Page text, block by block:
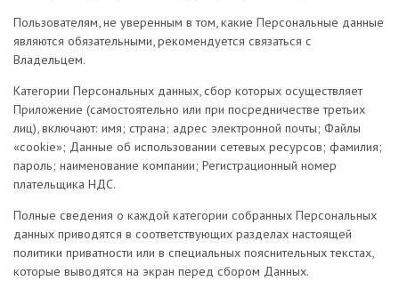
Пользователям, не уверенным в том, какие Персональные данные
являются обязательными, рекомендуется связаться с
Владельцем.
Категории Персональных данных, сбор которых осуществляет
Приложение (самостоятельно или при посредничестве третьих
лиц), включают: имя; страна; aдрес электронной почты; Файлы
«cookie»; Данные об использовании сетевых ресурсов; фамилия;
пароль; наименование компании; Регистрационный номер
плательщика НДС.
Полные сведения о каждой категории собранных Персональных
данных приводятся в соответствующих разделах настоящей
политики приватности или в специальных пояснительных текстах,
которые выводятся на экран перед сбором Данных.